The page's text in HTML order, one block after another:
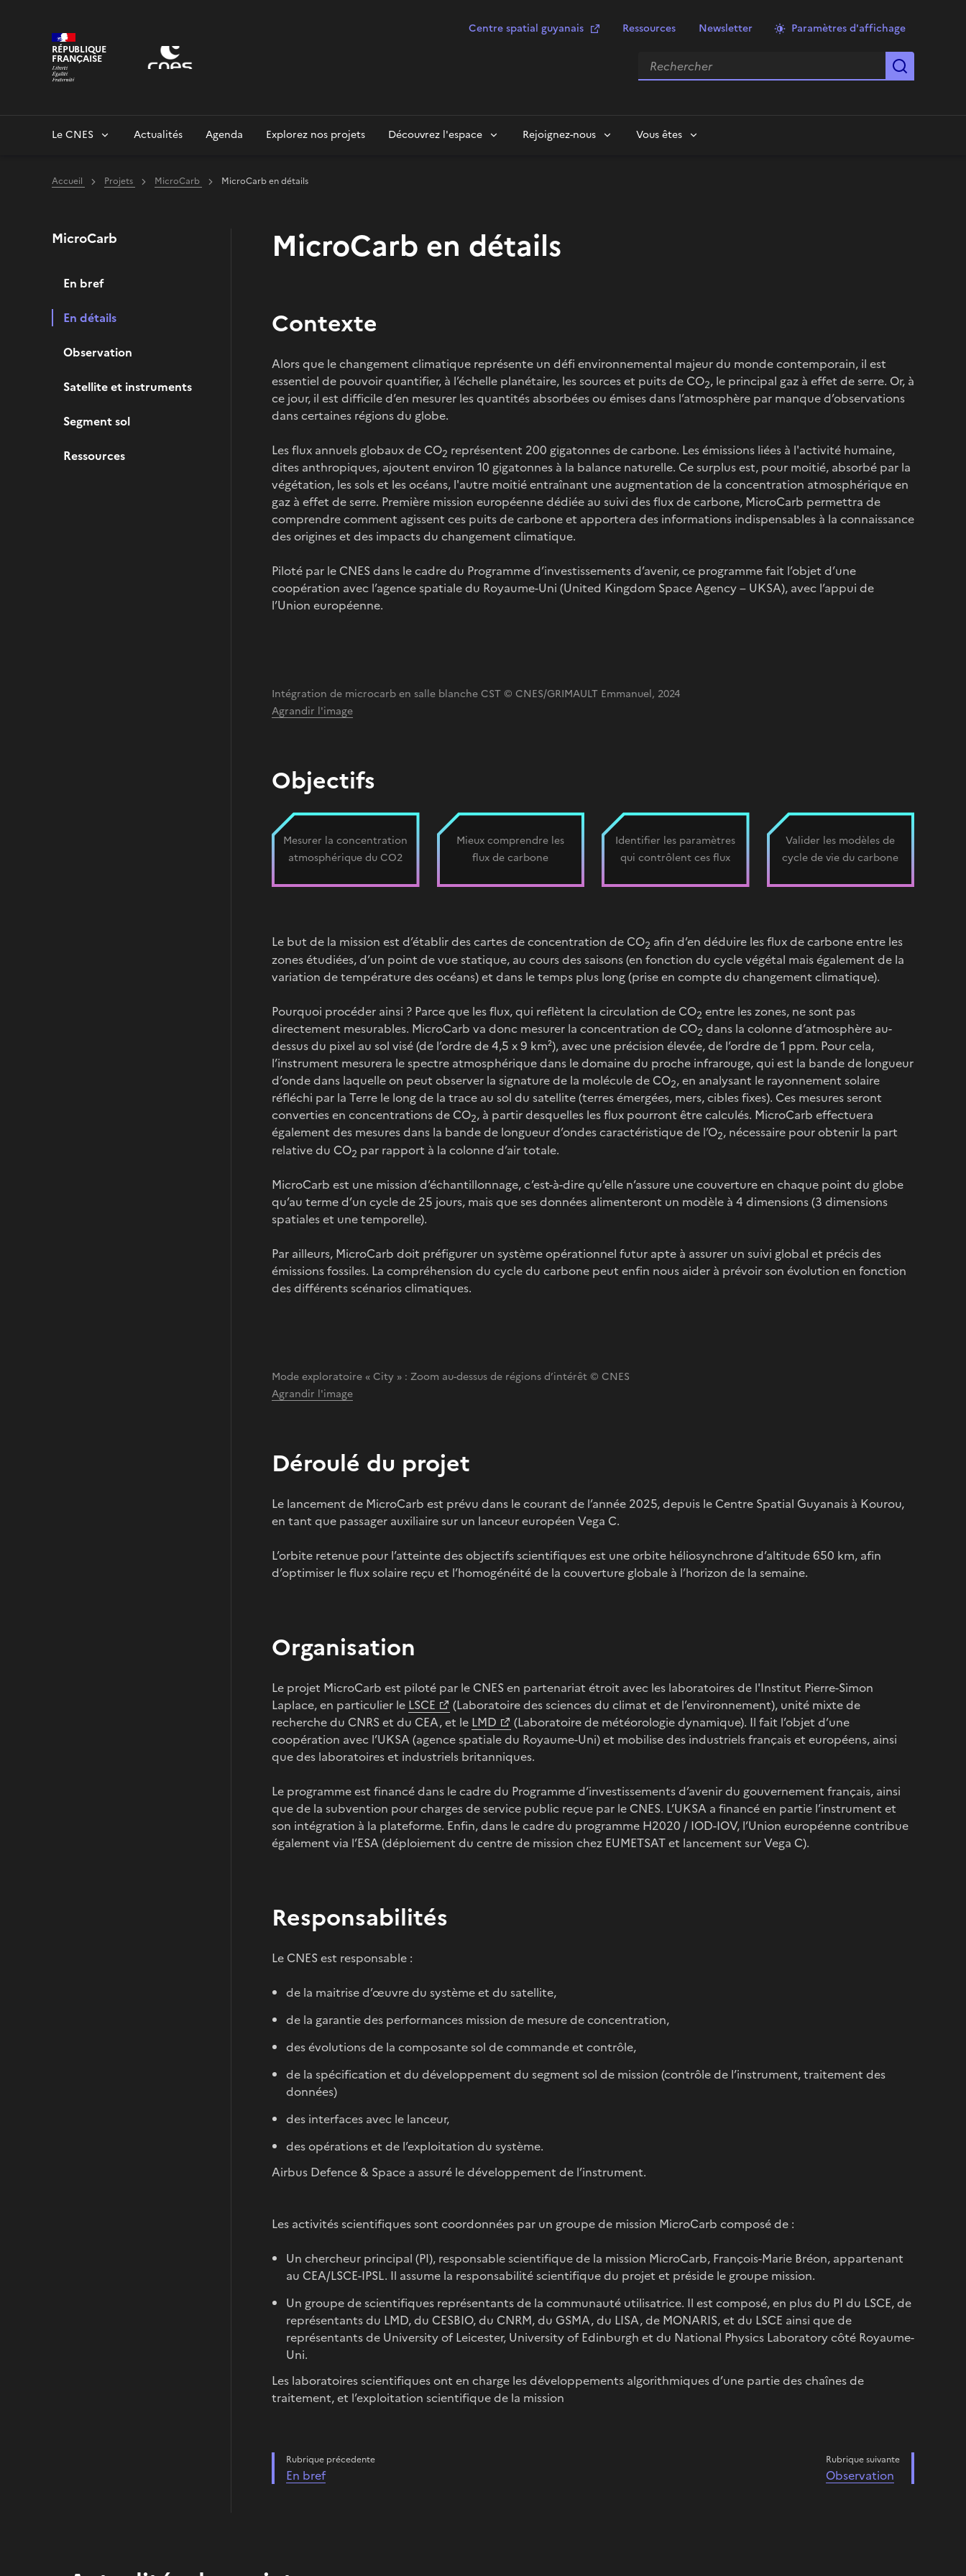
RÉPUBLIQUE
FRANÇAISE
Centre spatial guyanais Ressources Newsletter Paramètres d'affichage
Rechercher
Le CNES Actualités Agenda Explorez nos projets Découvrez l'espace Rejoignez-nous Vous êtes
Accueil Projets MicroCarb MicroCarb en détails
MicroCarb
En bref
En détails
Observation
Satellite et instruments
Segment sol
Ressources
MicroCarb en détails
Contexte
Alors que le changement climatique représente un défi environnemental majeur du monde contemporain, il est
essentiel de pouvoir quantifier, à l’échelle planétaire, les sources et puits de CO2, le principal gaz à effet de serre. Or, à
ce jour, il est difficile d’en mesurer les quantités absorbées ou émises dans l’atmosphère par manque d’observations
dans certaines régions du globe.
Les flux annuels globaux de CO2 représentent 200 gigatonnes de carbone. Les émissions liées à l'activité humaine,
dites anthropiques, ajoutent environ 10 gigatonnes à la balance naturelle. Ce surplus est, pour moitié, absorbé par la
végétation, les sols et les océans, l'autre moitié entraînant une augmentation de la concentration atmosphérique en
gaz à effet de serre. Première mission européenne dédiée au suivi des flux de carbone, MicroCarb permettra de
comprendre comment agissent ces puits de carbone et apportera des informations indispensables à la connaissance
des origines et des impacts du changement climatique.
Piloté par le CNES dans le cadre du Programme d’investissements d’avenir, ce programme fait l’objet d’une
coopération avec l’agence spatiale du Royaume-Uni (United Kingdom Space Agency – UKSA), avec l’appui de
l’Union européenne.
Intégration de microcarb en salle blanche CST © CNES/GRIMAULT Emmanuel, 2024
Agrandir l'image
Objectifs
Mesurer la concentration
atmosphérique du CO2
Mieux comprendre les
flux de carbone
Identifier les paramètres
qui contrôlent ces flux
Valider les modèles de
cycle de vie du carbone
Le but de la mission est d’établir des cartes de concentration de CO2 afin d’en déduire les flux de carbone entre les
zones étudiées, d’un point de vue statique, au cours des saisons (en fonction du cycle végétal mais également de la
variation de température des océans) et dans le temps plus long (prise en compte du changement climatique).
Pourquoi procéder ainsi ? Parce que les flux, qui reflètent la circulation de CO2 entre les zones, ne sont pas
directement mesurables. MicroCarb va donc mesurer la concentration de CO2 dans la colonne d’atmosphère au-
dessus du pixel au sol visé (de l’ordre de 4,5 x 9 km²), avec une précision élevée, de l’ordre de 1 ppm. Pour cela,
l’instrument mesurera le spectre atmosphérique dans le domaine du proche infrarouge, qui est la bande de longueur
d’onde dans laquelle on peut observer la signature de la molécule de CO2, en analysant le rayonnement solaire
réfléchi par la Terre le long de la trace au sol du satellite (terres émergées, mers, cibles fixes). Ces mesures seront
converties en concentrations de CO2, à partir desquelles les flux pourront être calculés. MicroCarb effectuera
également des mesures dans la bande de longueur d’ondes caractéristique de l’O2, nécessaire pour obtenir la part
relative du CO2 par rapport à la colonne d’air totale.
MicroCarb est une mission d’échantillonnage, c’est-à-dire qu’elle n’assure une couverture en chaque point du globe
qu’au terme d’un cycle de 25 jours, mais que ses données alimenteront un modèle à 4 dimensions (3 dimensions
spatiales et une temporelle).
Par ailleurs, MicroCarb doit préfigurer un système opérationnel futur apte à assurer un suivi global et précis des
émissions fossiles. La compréhension du cycle du carbone peut enfin nous aider à prévoir son évolution en fonction
des différents scénarios climatiques.
Mode exploratoire « City » : Zoom au-dessus de régions d’intérêt © CNES
Agrandir l'image
Déroulé du projet
Le lancement de MicroCarb est prévu dans le courant de l’année 2025, depuis le Centre Spatial Guyanais à Kourou,
en tant que passager auxiliaire sur un lanceur européen Vega C.
L’orbite retenue pour l’atteinte des objectifs scientifiques est une orbite héliosynchrone d’altitude 650 km, afin
d’optimiser le flux solaire reçu et l’homogénéité de la couverture globale à l’horizon de la semaine.
Organisation
Le projet MicroCarb est piloté par le CNES en partenariat étroit avec les laboratoires de l'Institut Pierre-Simon
Laplace, en particulier le LSCE
(Laboratoire des sciences du climat et de l’environnement), unité mixte de
recherche du CNRS et du CEA, et le LMD
(Laboratoire de météorologie dynamique). Il fait l’objet d’une
coopération avec l’UKSA (agence spatiale du Royaume-Uni) et mobilise des industriels français et européens, ainsi
que des laboratoires et industriels britanniques.
Le programme est financé dans le cadre du Programme d’investissements d’avenir du gouvernement français, ainsi
que de la subvention pour charges de service public reçue par le CNES. L’UKSA a financé en partie l’instrument et
son intégration à la plateforme. Enfin, dans le cadre du programme H2020 / IOD-IOV, l’Union européenne contribue
également via l’ESA (déploiement du centre de mission chez EUMETSAT et lancement sur Vega C).
Responsabilités
Le CNES est responsable :
de la maitrise d’œuvre du système et du satellite,
de la garantie des performances mission de mesure de concentration,
des évolutions de la composante sol de commande et contrôle,
de la spécification et du développement du segment sol de mission (contrôle de l’instrument, traitement des
données)
des interfaces avec le lanceur,
des opérations et de l’exploitation du système.
Airbus Defence & Space a assuré le développement de l’instrument.
Les activités scientifiques sont coordonnées par un groupe de mission MicroCarb composé de :
Un chercheur principal (PI), responsable scientifique de la mission MicroCarb, François-Marie Bréon, appartenant
au CEA/LSCE-IPSL. Il assume la responsabilité scientifique du projet et préside le groupe mission.
Un groupe de scientifiques représentants de la communauté utilisatrice. Il est composé, en plus du PI du LSCE, de
représentants du LMD, du CESBIO, du CNRM, du GSMA, du LISA, de MONARIS, et du LSCE ainsi que de
représentants de University of Leicester, University of Edinburgh et du National Physics Laboratory côté Royaume-
Uni.
Les laboratoires scientifiques ont en charge les développements algorithmiques d’une partie des chaînes de
traitement, et l’exploitation scientifique de la mission
Rubrique précedente
En bref
Rubrique suivante
Observation